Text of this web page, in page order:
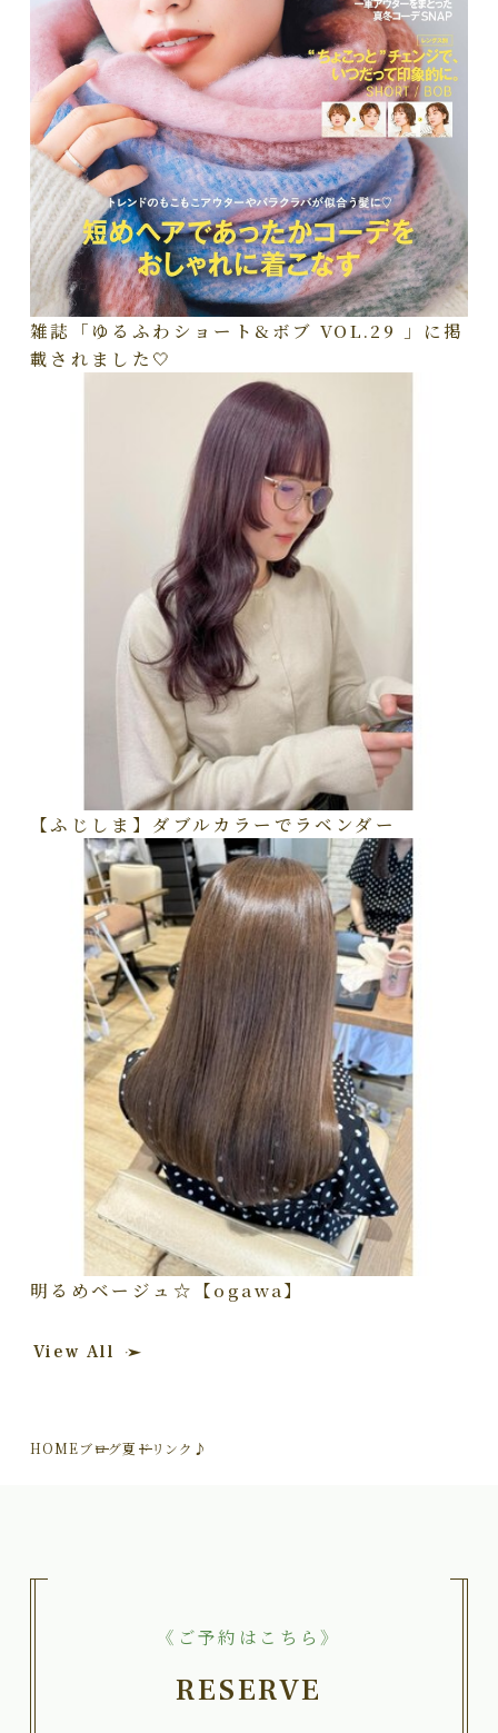
雑誌「ゆるふわショート&ボブ VOL.29 」に掲
載されました🤍
【ふじしま】ダブルカラーでラベンダー
明るめベージュ☆【ogawa】
View All
HOMEブログ夏ドリンク♪
《ご予約はこちら》
RESERVE